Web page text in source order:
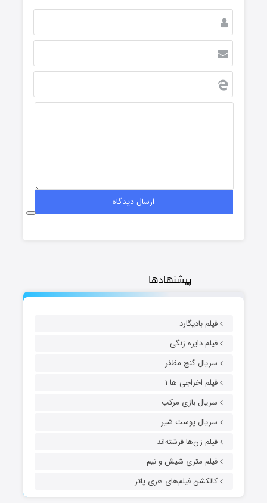
پیشنهادها
فیلم بادیگارد
فیلم دایره زنگی
سریال گنج مظفر
فیلم اخراجی ها ۱
سریال بازی مرکب
سریال پوست شیر
فیلم زن‌ها فرشته‌اند
فیلم متری شیش و نیم
کالکشن فیلم‌های هری پاتر